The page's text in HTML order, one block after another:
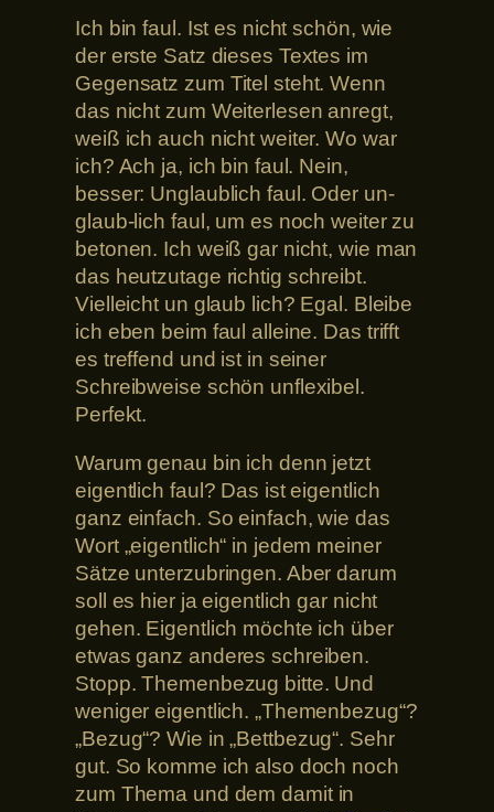
Ich bin faul. Ist es nicht schön, wie
der erste Satz dieses Textes im
Gegensatz zum Titel steht. Wenn
das nicht zum Weiterlesen anregt,
weiß ich auch nicht weiter. Wo war
ich? Ach ja, ich bin faul. Nein,
besser: Unglaublich faul. Oder un-
glaub-lich faul, um es noch weiter zu
betonen. Ich weiß gar nicht, wie man
das heutzutage richtig schreibt.
Vielleicht un glaub lich? Egal. Bleibe
ich eben beim faul alleine. Das trifft
es treffend und ist in seiner
Schreibweise schön unflexibel.
Perfekt.
Warum genau bin ich denn jetzt
eigentlich faul? Das ist eigentlich
ganz einfach. So einfach, wie das
Wort „eigentlich“ in jedem meiner
Sätze unterzubringen. Aber darum
soll es hier ja eigentlich gar nicht
gehen. Eigentlich möchte ich über
etwas ganz anderes schreiben.
Stopp. Themenbezug bitte. Und
weniger eigentlich. „Themenbezug“?
„Bezug“? Wie in „Bettbezug“. Sehr
gut. So komme ich also doch noch
zum Thema und dem damit in